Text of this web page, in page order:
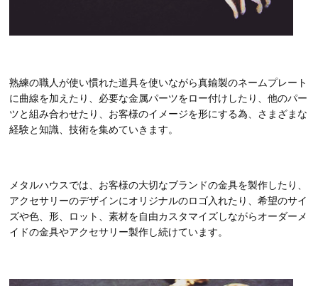
熟練の職人が使い慣れた道具を使いながら真鍮製のネームプレート
に曲線を加えたり、必要な金属パーツをロー付けしたり、他のパー
ツと組み合わせたり、お客様のイメージを形にする為、さまざまな
経験と知識、技術を集めていきます。
メタルハウスでは、お客様の大切なブランドの金具を製作したり、
アクセサリーのデザインにオリジナルのロゴ入れたり、希望のサイ
ズや色、形、ロット、素材を自由カスタマイズしながらオーダーメ
イドの金具やアクセサリー製作し続けています。